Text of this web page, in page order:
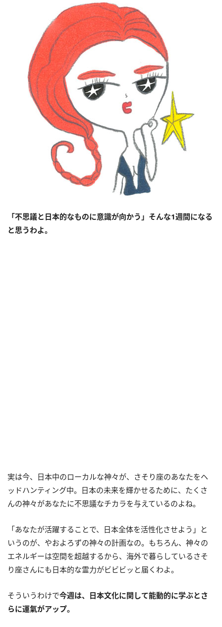
「不思議と日本的なものに意識が向かう」そんな1週間になる
と思うわよ。
実は今、日本中のローカルな神々が、さそり座のあなたをヘ
ッドハンティング中。日本の未来を輝かせるために、たくさ
んの神々があなたに不思議なチカラを与えているのよね。
「あなたが活躍することで、日本全体を活性化させよう」と
いうのが、やおよろずの神々の計画なの。もちろん、神々の
エネルギーは空間を超越するから、海外で暮らしているさそ
り座さんにも日本的な霊力がビビビッと届くわよ。
そういうわけで今週は、日本文化に関して能動的に学ぶとさ
らに運氣がアップ。